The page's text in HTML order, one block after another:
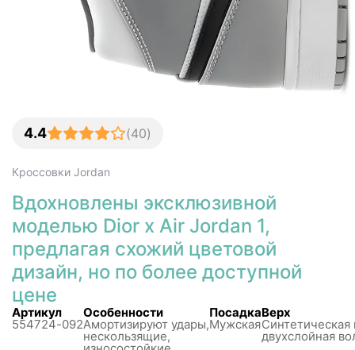
4.4 (40)
Кроссовки Jordan
Вдохновлены эксклюзивной
моделью Dior x Air Jordan 1,
предлагая схожий цветовой
дизайн, но по более доступной
цене
Артикул
554724-092
Особенности
Амортизируют удары,
нескользящиe,
Посадка
Мужская
Верх
Синтетическая
двухслойная